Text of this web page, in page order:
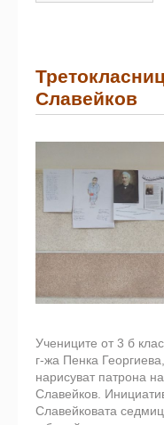
Славейков
Учениците от 3 б
г-жа Пенка
нарисуват патрона
Славейков.
Славейковата